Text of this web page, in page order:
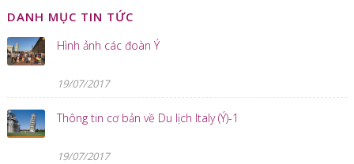
DANH MỤC TIN TỨC
Hình ảnh các đoàn Ý
19/07/2017
Thông tin cơ bản về Du lịch Italy (Ý)-1
19/07/2017